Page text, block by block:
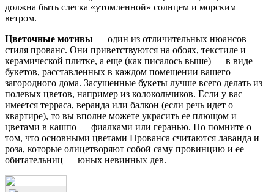
должна быть слегка «утомленной» солнцем и морским
ветром.
Цветочные мотивы — один из отличительных нюансов
стиля прованс. Они приветствуются на обоях, текстиле и
керамической плитке, а еще (как писалось выше) — в виде
букетов, расставленных в каждом помещении вашего
загородного дома. Засушенные букеты лучше всего делать из
полевых цветов, например из колокольчиков. Если у вас
имеется терраса, веранда или балкон (если речь идет о
квартире), то вы вполне можете украсить ее плющом и
цветами в кашпо — фиалками или геранью. Но помните о
том, что основными цветами Прованса считаются лаванда и
роза, которые олицетворяют собой саму провинцию и ее
обитательниц — юных невинных дев.